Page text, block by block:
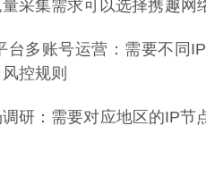
采集需求可以选择携趣
台多账号运营：需要不同
控规则
研：需要对应地区的IP